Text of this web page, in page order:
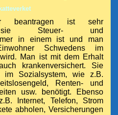
beantragen ist sehr
Steuer- und
in einem ist und man
Schwedens im
Man ist mit dem Erhalt
krankenversichert. Sie
Sozialsystem, wie z.B.
Renten- und
usw. benötigt. Ebenso
Internet, Telefon, Strom
abholen, Versicherungen